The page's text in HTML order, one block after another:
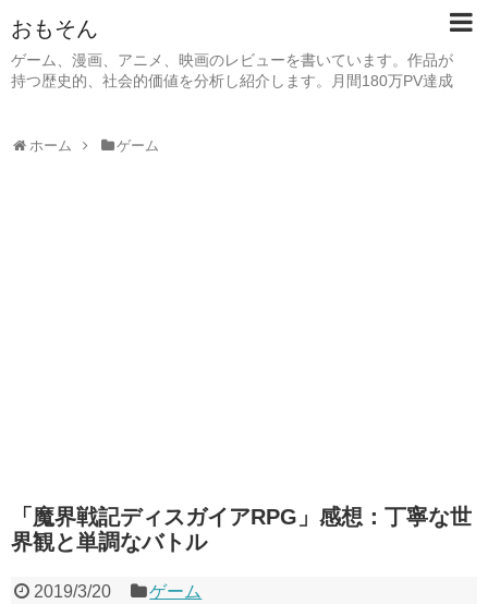
おもそん
ゲーム、漫画、アニメ、映画のレビューを書いています。作品が
持つ歴史的、社会的価値を分析し紹介します。月間180万PV達成
ホーム ゲーム
「魔界戦記ディスガイアRPG」感想：丁寧な世
界観と単調なバトル
2019/3/20 ゲーム